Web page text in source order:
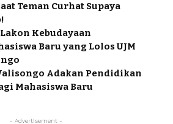
Teman Curhat Supaya
Kebudayaan
Baru yang Lolos UJM
Adakan Pendidikan
Mahasiswa Baru
- Advertisement -